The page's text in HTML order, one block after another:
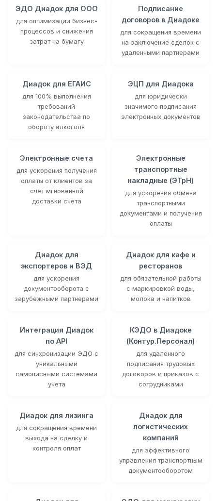
ЭДО Диадок для ООО
для оптимизации бизнес-
процессов и снижения
затрат на бумагу
Подписание
договоров в Диадоке
для сокращения времени
на заключение сделок с
удаленными партнерами
Диадок для ЕГАИС
для 100% выполнения
требований
законодательства по
обороту алкоголя
ЭЦП для Диадока
для юридически
значимого подписания
электронных документов
Электронные счета
для ускорения получения
оплаты от клиентов за
счет мгновенной
доставки счета
Электронные
транспортные
накладные (ЭТрН)
для ускорения обмена
транспортными
документами и получения
оплаты
Диадок для
экспортеров и ВЭД
для ускорения
документооборота с
зарубежными партнерами
Диадок для кафе и
ресторанов
для обязательной работы
с маркировкой воды,
молока и напитков
Интеграция Диадок
по API
для синхронизации ЭДО с
уникальными
самописными системами
учета
КЭДО в Диадоке
(Контур.Персонал)
для удаленного
подписания трудовых
договоров и приказов с
сотрудниками
Диадок для лизинга
для сокращения времени
выхода на сделку и
контроля оплат
Диадок для
логистических
компаний
для эффективного
управления транспортным
документооборотом